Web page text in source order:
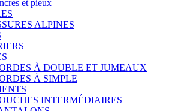
et pieux
ALPINES
À DOUBLE ET JUMEAUX
À SIMPLE
INTERMÉDIAIRES